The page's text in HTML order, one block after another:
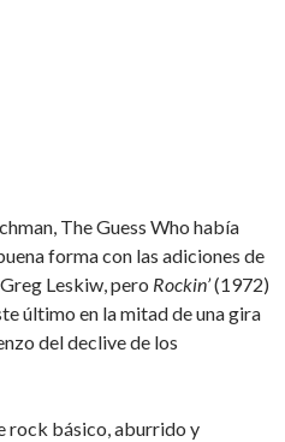
The Guess Who había
forma con las adiciones de
Leskiw, pero Rockin’(1972)
último en la mitad de una gira
del declive de los
rock básico, aburrido y